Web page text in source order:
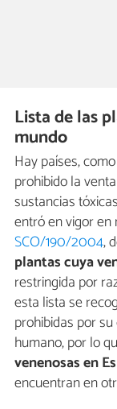
Lista de las
mundo
Hay países,
prohibido la
sustancias
entró en vigor
SCO/190/2004,
plantas cuya
restringida por
esta lista se
prohibidas por
humano, por lo
venenosas en
encuentran en